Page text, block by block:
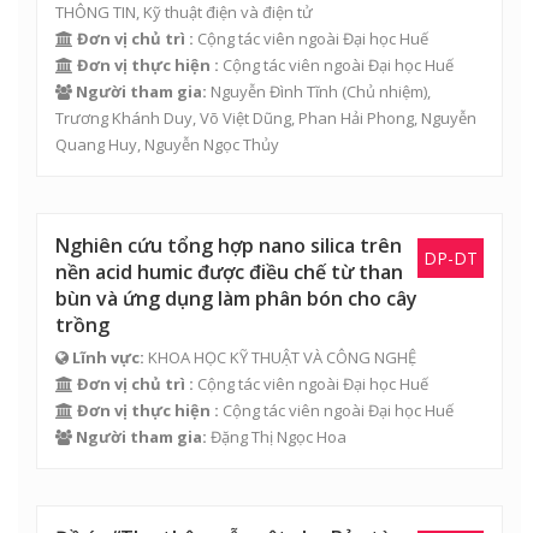
THÔNG TIN, Kỹ thuật điện và điện tử
Đơn vị chủ trì : Cộng tác viên ngoài Đại học Huế
Đơn vị thực hiện : Cộng tác viên ngoài Đại học Huế
Người tham gia: Nguyễn Đình Tĩnh (Chủ nhiệm),
Trương Khánh Duy,Võ Việt Dũng, Phan Hải Phong, Nguyễn
Quang Huy, Nguyễn Ngọc Thủy
DP-DT
Nghiên cứu tổng hợp nano silica trên
nền acid humic được điều chế từ than
bùn và ứng dụng làm phân bón cho cây
trồng
Lĩnh vực: KHOA HỌC KỸ THUẬT VÀ CÔNG NGHỆ
Đơn vị chủ trì : Cộng tác viên ngoài Đại học Huế
Đơn vị thực hiện : Cộng tác viên ngoài Đại học Huế
Người tham gia: Đặng Thị Ngọc Hoa